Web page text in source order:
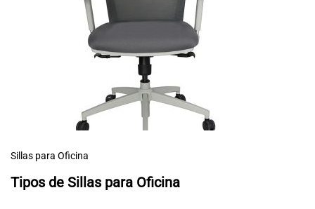
Sillas para Oficina
Tipos de Sillas para Oficina